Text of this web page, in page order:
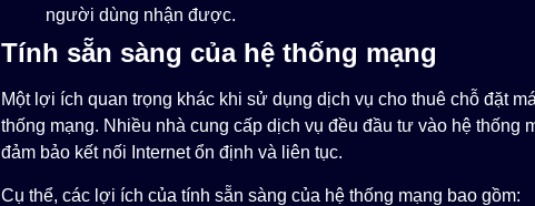
người dùng nhận được.
Tính sẵn sàng của hệ thống mạng
Một lợi ích quan trọng khác khi sử dụng dịch vụ cho thuê chỗ đặt
thống mạng. Nhiều nhà cung cấp dịch vụ đều đầu tư vào hệ thống
đảm bảo kết nối Internet ổn định và liên tục.
Cụ thể, các lợi ích của tính sẵn sàng của hệ thống mạng bao gồm: